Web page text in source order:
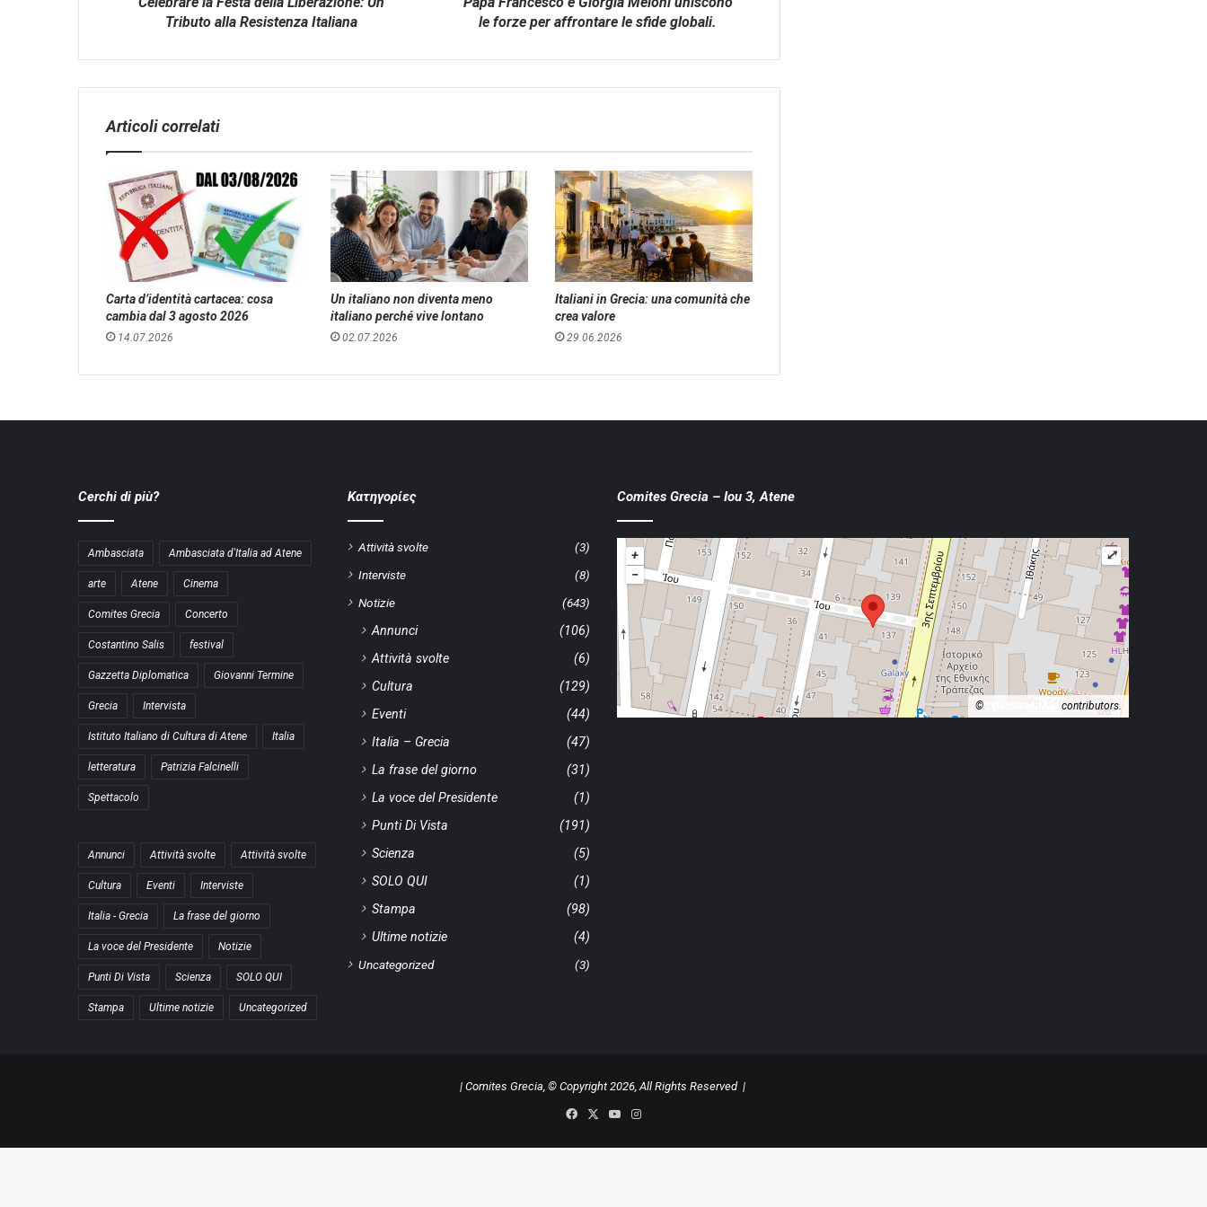
Tributo alla Resistenza Italiana
globali.
le forze per affrontare le sfide globali.
Articoli correlati
Carta d’identità cartacea: cosa
cambia dal 3 agosto 2026
14.07.2026
Un italiano non diventa meno
italiano perché vive lontano
02.07.2026
Italiani in Grecia: una comunità che
crea valore
29.06.2026
Cerchi di più?
Ambasciata Ambasciata d'Italia ad Atene
arte Atene Cinema
Comites Grecia Concerto
Costantino Salis festival
Gazzetta Diplomatica Giovanni Termine
Grecia Intervista
Istituto Italiano di Cultura di Atene Italia
letteratura Patrizia Falcinelli
Spettacolo
Annunci Attività svolte Attività svolte
Cultura Eventi Interviste
Italia - Grecia La frase del giorno
La voce del Presidente Notizie
Punti Di Vista Scienza SOLO QUI
Stampa Ultime notizie Uncategorized
Kατηγορίες
Attività svolte
(3)
Interviste
(8)
Notizie
(643)
Annunci
(106)
Attività svolte
(6)
Cultura
(129)
Eventi
(44)
Italia – Grecia
(47)
La frase del giorno
(31)
La voce del Presidente
(1)
Punti Di Vista
(191)
Scienza
(5)
SOLO QUI
(1)
Stampa
(98)
Ultime notizie
(4)
Uncategorized
(3)
Comites Grecia – Iou 3, Atene
+
−
© OpenStreetMapcontributors.
⤢
| Comites Grecia, © Copyright 2026, All Rights Reserved |
Facebook
X YouTubeInstagram